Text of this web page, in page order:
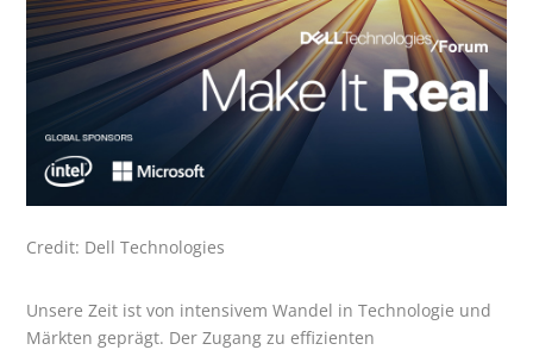
Credit: Dell Technologies
Unsere Zeit ist von intensivem Wandel in Technologie und
Märkten geprägt. Der Zugang zu effizienten